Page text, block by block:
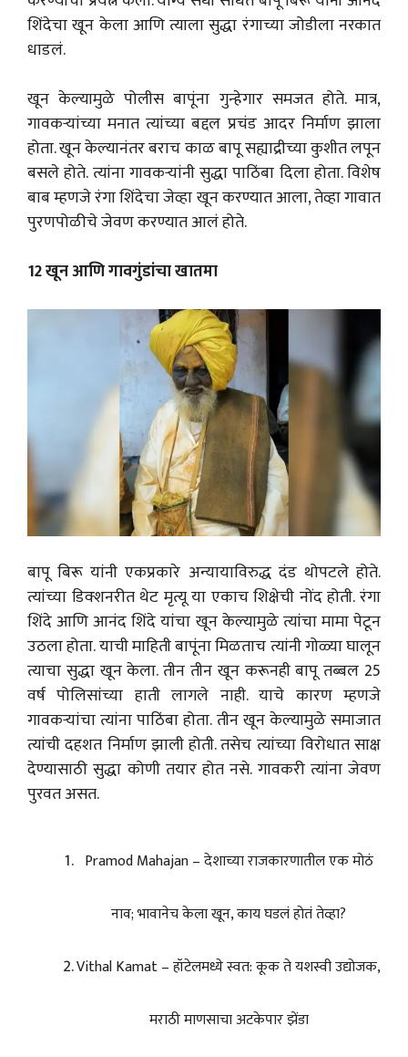
शिंदेचा खून केला आणि त्याला सुद्धा रंगाच्या जोडीला नरकात
धाडलं.
खून केल्यामुळे पोलीस बापूंना गुन्हेगार समजत होते. मात्र,
गावकऱ्यांच्या मनात त्यांच्या बद्दल प्रचंड आदर निर्माण झाला
होता. खून केल्यानंतर बराच काळ बापू सह्याद्रीच्या कुशीत लपून
बसले होते. त्यांना गावकऱ्यांनी सुद्धा पाठिंबा दिला होता. विशेष
बाब म्हणजे रंगा शिंदेचा जेव्हा खून करण्यात आला, तेव्हा गावात
पुरणपोळीचे जेवण करण्यात आलं होते.
12 खून आणि गावगुंडांचा खातमा
बापू बिरू यांनी एकप्रकारे अन्यायाविरुद्ध दंड थोपटले होते.
त्यांच्या डिक्शनरीत थेट मृत्यू या एकाच शिक्षेची नोंद होती. रंगा
शिंदे आणि आनंद शिंदे यांचा खून केल्यामुळे त्यांचा मामा पेटून
उठला होता. याची माहिती बापूंना मिळताच त्यांनी गोळ्या घालून
त्याचा सुद्धा खून केला. तीन तीन खून करूनही बापू तब्बल 25
वर्ष पोलिसांच्या हाती लागले नाही. याचे कारण म्हणजे
गावकऱ्यांचा त्यांना पाठिंबा होता. तीन खून केल्यामुळे समाजात
त्यांची दहशत निर्माण झाली होती. तसेच त्यांच्या विरोधात साक्ष
देण्यासाठी सुद्धा कोणी तयार होत नसे. गावकरी त्यांना जेवण
पुरवत असत.
Pramod Mahajan – देशाच्या राजकारणातील एक मोठं
नाव; भावानेच केला खून, काय घडलं होतं तेव्हा?
Vithal Kamat – हॉटेलमध्ये स्वत: कूक ते यशस्वी उद्योजक,
मराठी माणसाचा अटकेपार झेंडा